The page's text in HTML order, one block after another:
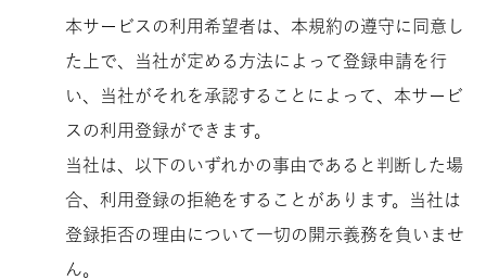
本サービスの利用希望者は、本規約の遵守に同意し
た上で、当社が定める方法によって登録申請を行
い、当社がそれを承認することによって、本サービ
スの利用登録ができます。
当社は、以下のいずれかの事由であると判断した場
合、利用登録の拒絶をすることがあります。当社は
登録拒否の理由について一切の開示義務を負いませ
ん。